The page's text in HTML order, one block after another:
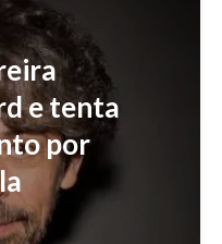
e tenta
por